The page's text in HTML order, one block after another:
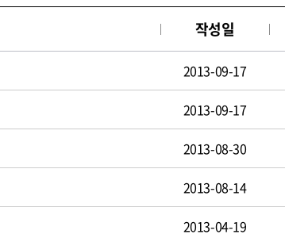
작성일
2013-09-17
2013-09-17
2013-08-30
2013-08-14
2013-04-19